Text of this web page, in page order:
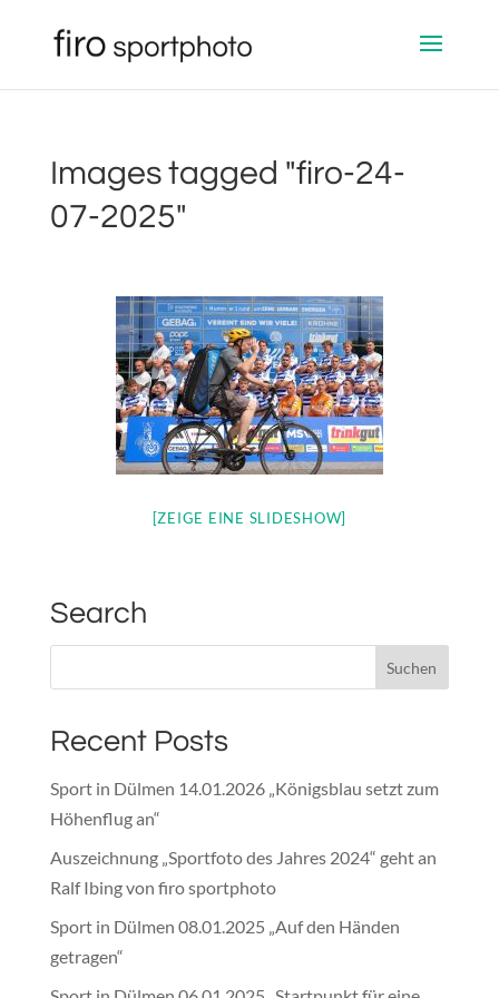
Images tagged "firo-24-
07-2025"
[ZEIGE EINE SLIDESHOW]
Search
Recent Posts
Sport in Dülmen 14.01.2026 „Königsblau setzt zum
Höhenflug an“
Auszeichnung „Sportfoto des Jahres 2024“ geht an
Ralf Ibing von firo sportphoto
Sport in Dülmen 08.01.2025 „Auf den Händen
getragen“